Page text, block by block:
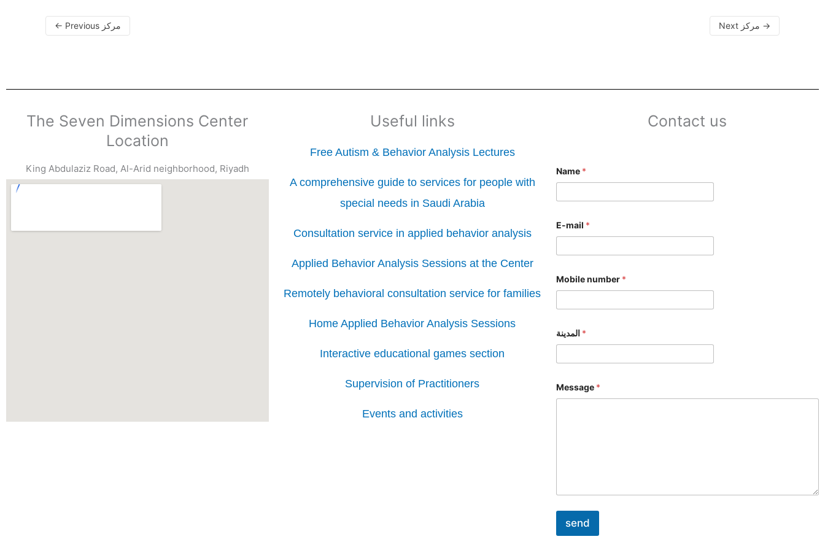
← Previous مركز →
The Seven Dimensions Center
Location
King Abdulaziz Road, Al-Arid neighborhood, Riyadh
Useful links
Free Autism & Behavior Analysis Lectures
A comprehensive guide to services for people with
special needs in Saudi Arabia
Consultation service in applied behavior analysis
Applied Behavior Analysis Sessions at the Center
Remotely behavioral consultation service for families
Home Applied Behavior Analysis Sessions
Interactive educational games section
Supervision of Practitioners
Events and activities
Contact us
Name *
E-mail *
Mobile number *
المدينة *
Message *
send